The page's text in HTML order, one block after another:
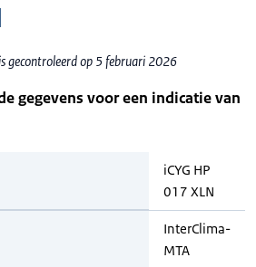
gecontroleerd op 5 februari 2026
gegevens voor een indicatie van
iCYG HP
017 XLN
InterClima-
MTA